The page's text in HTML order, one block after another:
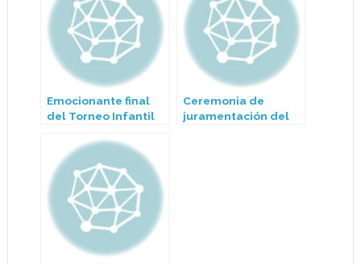
Emocionante final
del Torneo Infantil
“Joga Bonito”
campeón y “Cruz
Azul” subcampeón
Ceremonia de
juramentación del